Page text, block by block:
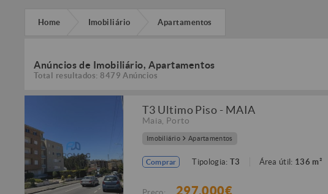
Home Imobiliário Apartamentos
Anúncios de Imobiliário, Apartamentos
Total resultados: 8479 Anúncios
T3 Ultimo Piso - MAIA
Maia Porto
Imobiliário Apartamentos
Comprar Tipologia: T3 Área útil: 136 m²
297.000€